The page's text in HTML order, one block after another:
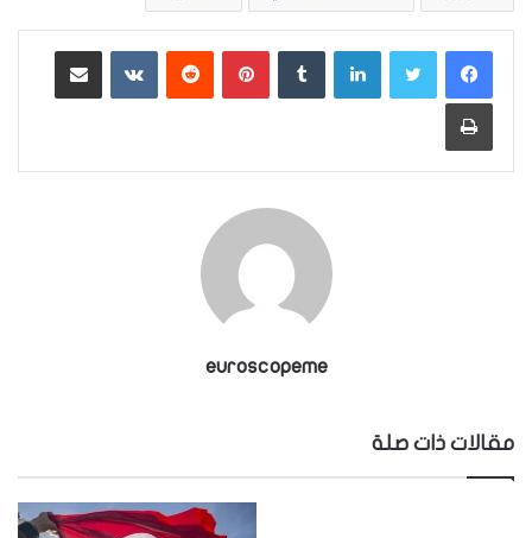
لينكدإن بينتيريست مشاركة عبر البريد
طباعة
euroscopeme
مقالات ذات صلة